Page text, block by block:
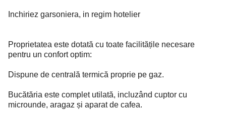
Inchiriez garsoniera, in regim hotelier
Proprietatea este dotată cu toate facilitățile necesare
pentru un confort optim:
Dispune de centrală termică proprie pe gaz.
Bucătăria este complet utilată, incluzând cuptor cu
microunde, aragaz și aparat de cafea.